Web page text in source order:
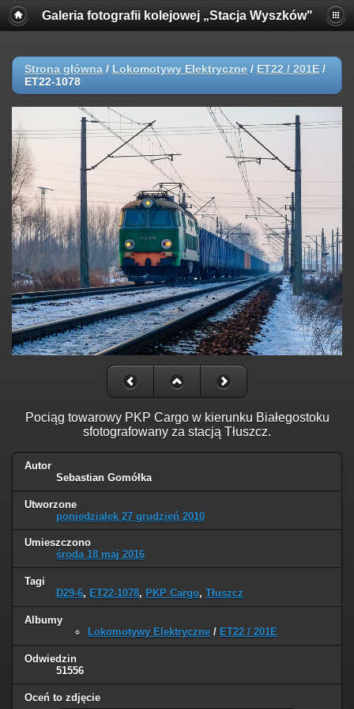
Galeria fotografii kolejowej „Stacja Wyszków"
Strona główna / Lokomotywy Elektryczne / ET22 / 201E /
ET22-1078
Pociąg towarowy PKP Cargo w kierunku Białegostoku
sfotografowany za stacją Tłuszcz.
Autor
Sebastian Gomółka
Utworzone
poniedziałek 27 grudzień 2010
Umieszczono
środa 18 maj 2016
Tagi
D29-6, ET22-1078, PKP Cargo, Tłuszcz
Albumy
Lokomotywy Elektryczne / ET22 / 201E
Odwiedzin
51556
Oceń to zdjęcie